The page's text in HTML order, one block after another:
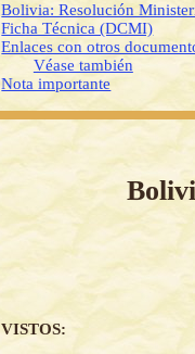
Bolivia: Resolución
Ficha Técnica (DCMI)
Enlaces con otros
Véase también
Nota importante
VISTOS: